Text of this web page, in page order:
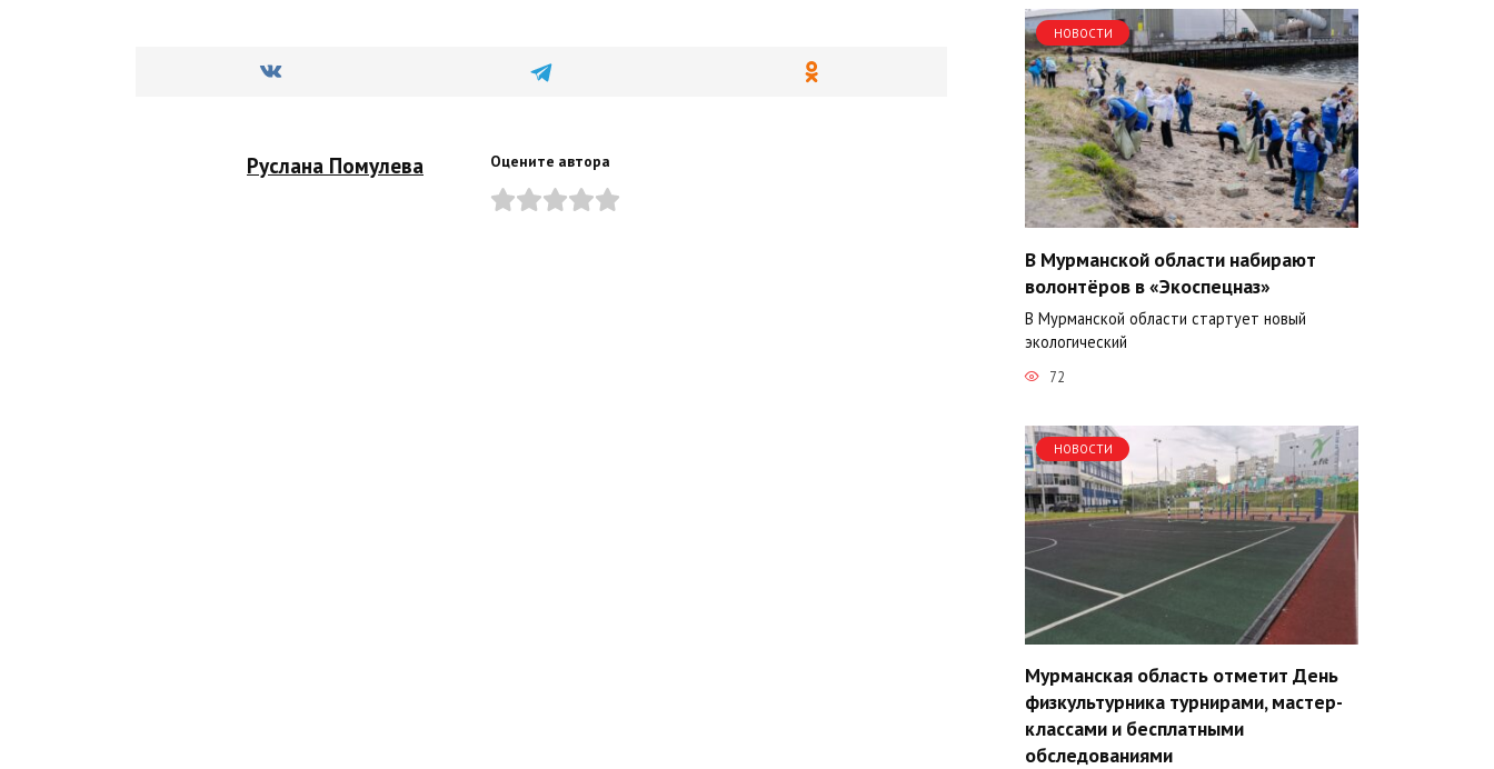
Руслана Помулева Оцените автора
НОВОСТИ
В Мурманской области набирают
волонтёров в «Экоспецназ»
В Мурманской области стартует новый
экологический
72
НОВОСТИ
Мурманская область отметит День
физкультурника турнирами, мастер-
классами и бесплатными
обследованиями